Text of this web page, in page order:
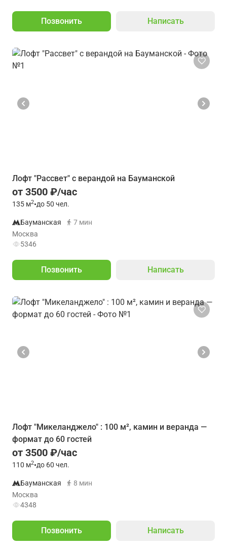
Позвонить Написать
Лофт "Рассвет" с верандой на Бауманской
от 3500 ₽/час
135 м2•до 50 чел.
Бауманская
7 мин
Москва
5346
Позвонить Написать
Лофт "Микеланджело" : 100 м², камин и веранда —
формат до 60 гостей
от 3500 ₽/час
110 м2•до 60 чел.
Бауманская
8 мин
Москва
4348
Позвонить Написать